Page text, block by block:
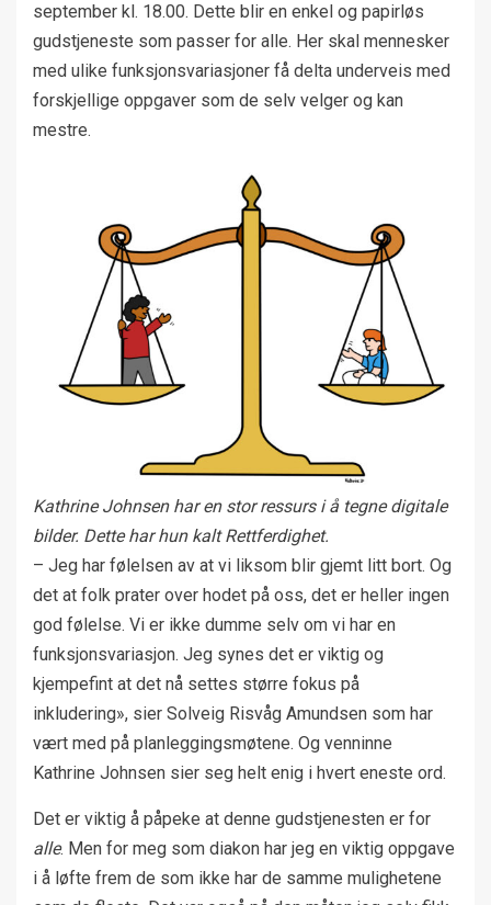
september kl. 18.00. Dette blir en enkel og papirløs
gudstjeneste som passer for alle. Her skal mennesker
med ulike funksjonsvariasjoner få delta underveis med
forskjellige oppgaver som de selv velger og kan
mestre.
Kathrine Johnsen har en stor ressurs i å tegne digitale
bilder. Dette har hun kalt Rettferdighet.
– Jeg har følelsen av at vi liksom blir gjemt litt bort. Og
det at folk prater over hodet på oss, det er heller ingen
god følelse. Vi er ikke dumme selv om vi har en
funksjonsvariasjon. Jeg synes det er viktig og
kjempefint at det nå settes større fokus på
inkludering», sier Solveig Risvåg Amundsen som har
vært med på planleggingsmøtene. Og venninne
Kathrine Johnsen sier seg helt enig i hvert eneste ord.
Det er viktig å påpeke at denne gudstjenesten er for
alle. Men for meg som diakon har jeg en viktig oppgave
i å løfte frem de som ikke har de samme mulighetene